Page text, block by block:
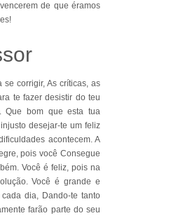
de que éramos
corrigir, As críticas, as
te fazer desistir do teu
Que bom que esta tua
desejar-te um feliz
acontecem. A
pois você Consegue
Você é feliz, pois na
Você é grande e
dia, Dando-te tanto
farão parte do seu